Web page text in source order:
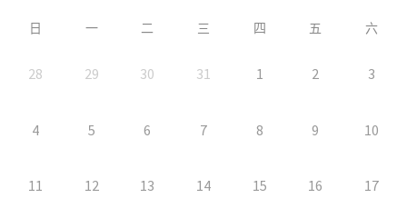
日 一 二 三 四 五 六
28 29 30 31 1 2 3
4 5 6 7 8 9 10
11 12 13 14 15 16 17